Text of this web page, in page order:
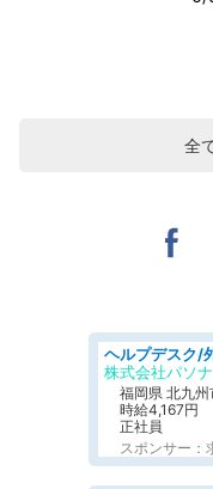
全
株式会社パソナ
福岡県 北九州
時給4,167円
正社員
スポンサー：